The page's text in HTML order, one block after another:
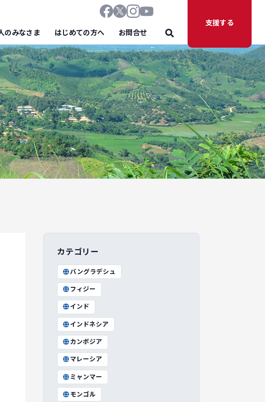
のみなさま はじめての方へ お問合せ
支援する
カテゴリー
バングラデシュ
フィジー
インド
インドネシア
カンボジア
マレーシア
ミャンマー
モンゴル